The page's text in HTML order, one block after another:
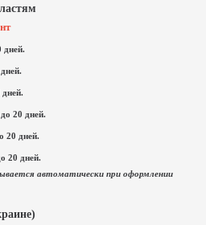
дней.
20 дней.
20 дней.
20 дней.
автоматически при оформлении